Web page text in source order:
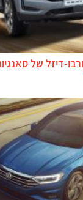
דיזל של